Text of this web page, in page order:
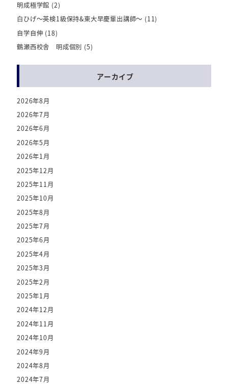
明成極学館 (2)
白ひげ～英検1級保持&東大早慶輩出講師～ (11)
自学自伸 (18)
鶴瀬西校舎 明成個別 (5)
アーカイブ
2026年8月
2026年7月
2026年6月
2026年5月
2026年1月
2025年12月
2025年11月
2025年10月
2025年8月
2025年7月
2025年6月
2025年4月
2025年3月
2025年2月
2025年1月
2024年12月
2024年11月
2024年10月
2024年9月
2024年8月
2024年7月